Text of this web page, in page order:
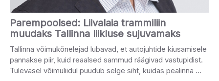
Parempoolsed: Liivalaia trammiliin
muudaks Tallinna liikluse sujuvamaks
Tallinna võimukõnelejad lubavad, et autojuhtide kiusamisele
pannakse piir, kuid reaalsed sammud räägivad vastupidist.
Tulevasel võimuliidul puudub selge siht, kuidas pealinna …